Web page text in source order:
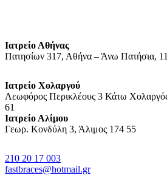
Ιατρείο Αθήνας
Πατησίων 317, Αθήνα – Άνω Πατήσια,
Ιατρείο Χολαργού
Λεωφόρος Περικλέους 3 Κάτω
61
Ιατρείο Αλίμου
Γεωρ. Κονδύλη 3, Άλιμος 174 55
210 20 17 003
fastbraces@hotmail.gr